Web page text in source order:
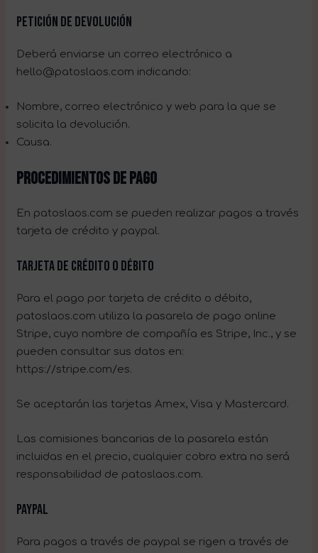
Petición de devolución
Deberá enviarse un correo electrónico a
hello@patoslaos.com indicando:
Nombre, correo electrónico y web para la que se
solicita la devolución.
Causa.
PROCEDIMIENTOS DE PAGO
En patoslaos.com se pueden realizar pagos a través
tarjeta de crédito y paypal.
Tarjeta de crédito o débito
Para el pago por tarjeta de crédito o débito,
patoslaos.com utiliza la pasarela de pago online
Stripe, cuyo nombre de compañía es Stripe, Inc., y se
pueden consultar sus datos en:
https://stripe.com/es.
Se aceptarán las tarjetas Amex, Visa y Mastercard.
Las comisiones bancarias de la pasarela están
incluidas en el precio, cualquier cobro extra no será
responsabilidad de patoslaos.com.
Paypal
Para pagos a través de paypal se rigen a través de